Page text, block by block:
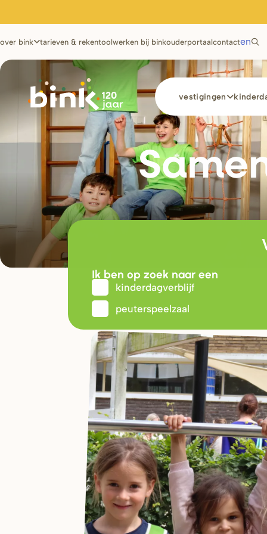
over bink tarieven & rekentoolwerken bij binkouderportaalcontacten
Main
navigationvestigingen
Ik ben op zoek naar een
kinderdagverblijf
peuterspeelzaal